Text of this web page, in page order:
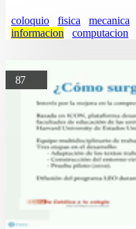
coloquio fisica mecanica
informacion
computacion
87